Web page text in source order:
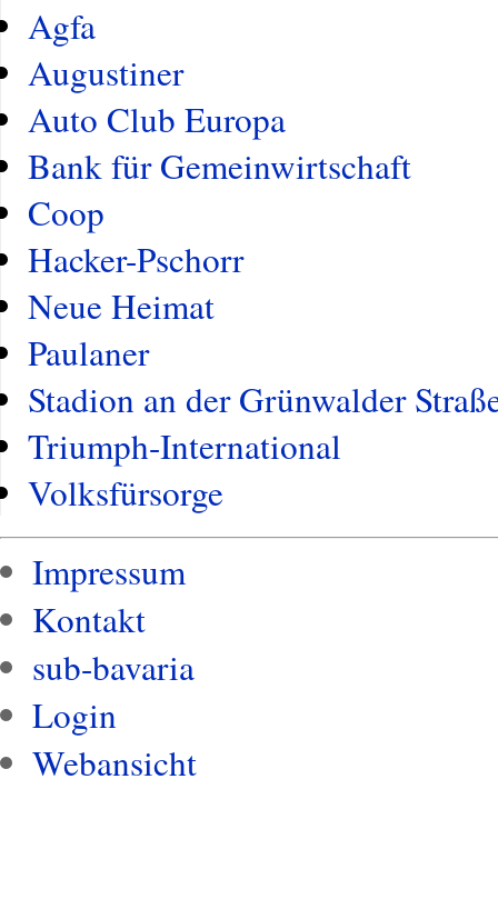
Agfa
Augustiner
Auto Club Europa
Bank für Gemeinwirtschaft
Coop
Hacker-Pschorr
Neue Heimat
Paulaner
Stadion an der Grünwalder
Triumph-International
Volksfürsorge
Impressum
Kontakt
sub-bavaria
Login
Webansicht